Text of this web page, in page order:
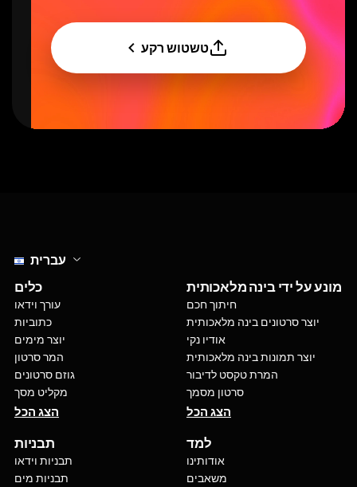
טשטוש רקע
עברית
כלים
עורך וידאו
כתוביות
יוצר מימים
המר סרטון
גוזם סרטונים
מקליט מסך
הצג הכל
מונע על ידי בינה מלאכותית
חיתוך חכם
יוצר סרטונים בינה מלאכותית
אודיו נקי
יוצר תמונות בינה מלאכותית
המרת טקסט לדיבור
סרטון מסמך
הצג הכל
תבניות
תבניות וידאו
תבניות מים
למד
אודותינו
משאבים